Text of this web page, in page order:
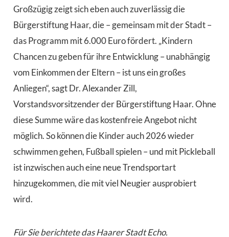
Großzügig zeigt sich eben auch zuverlässig die
Bürgerstiftung Haar, die – gemeinsam mit der Stadt –
das Programm mit 6.000 Euro fördert. „Kindern
Chancen zu geben für ihre Entwicklung – unabhängig
vom Einkommen der Eltern – ist uns ein großes
Anliegen“, sagt Dr. Alexander Zill,
Vorstandsvorsitzender der Bürgerstiftung Haar. Ohne
diese Summe wäre das kostenfreie Angebot nicht
möglich. So können die Kinder auch 2026 wieder
schwimmen gehen, Fußball spielen – und mit Pickleball
ist inzwischen auch eine neue Trendsportart
hinzugekommen, die mit viel Neugier ausprobiert
wird.
Für Sie berichtete das Haarer Stadt Echo.